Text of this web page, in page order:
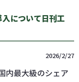
入について日刊工
2026/2/27
内最大級のシェア